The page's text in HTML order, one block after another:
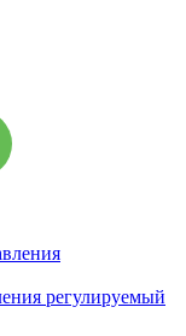
регулируемый